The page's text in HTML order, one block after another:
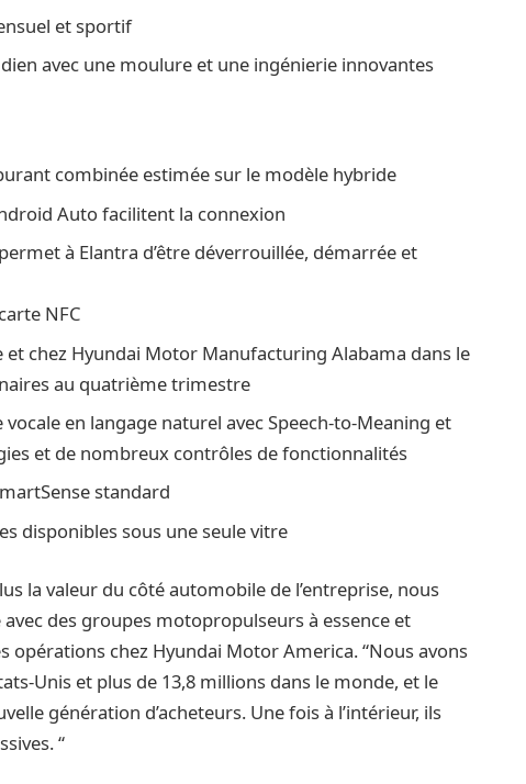
et sportif
avec une moulure et une ingénierie innovantes
combinée estimée sur le modèle hybride
Auto facilitent la connexion
à Elantra d’être déverrouillée, démarrée et
NFC
chez Hyundai Motor Manufacturing Alabama dans le
au quatrième trimestre
en langage naturel avec Speech-to-Meaning et
et de nombreux contrôles de fonctionnalités
standard
disponibles sous une seule vitre
la valeur du côté automobile de l’entreprise, nous
des groupes motopropulseurs à essence et
opérations chez Hyundai Motor America. “Nous avons
Unis et plus de 13,8 millions dans le monde, et le
génération d’acheteurs. Une fois à l’intérieur, ils
“